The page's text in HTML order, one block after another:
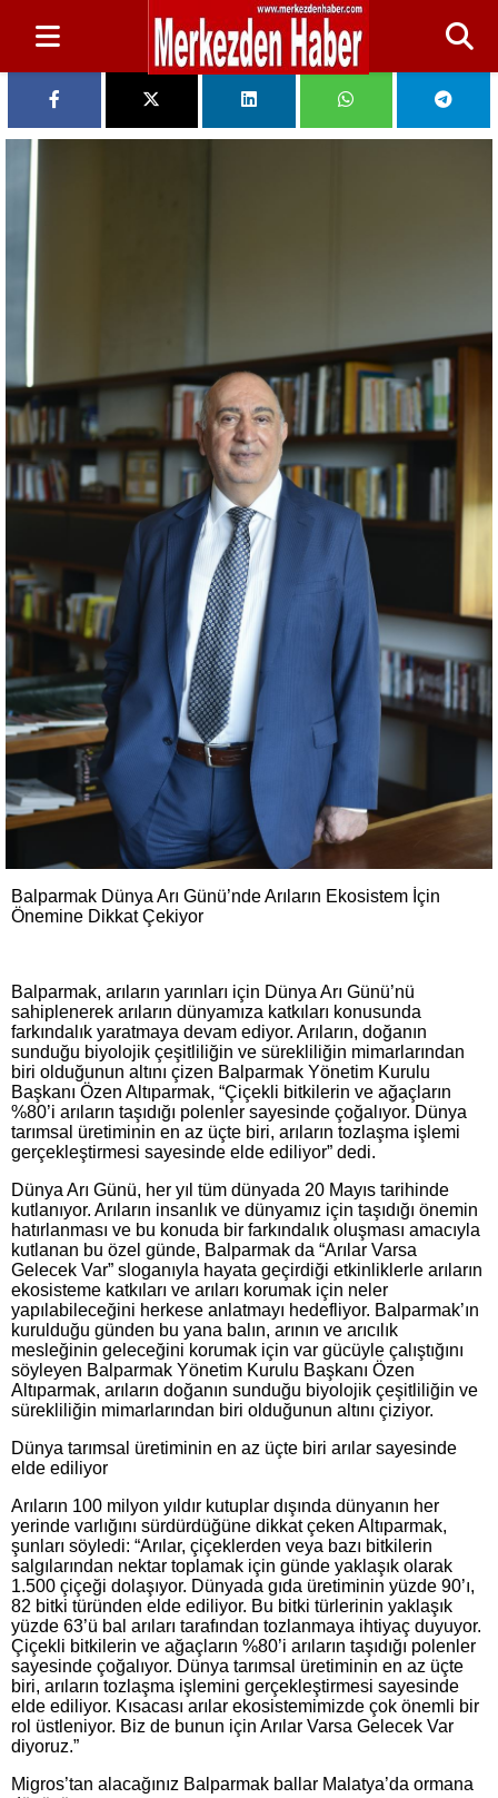
Balparmak Dünya Arı Günü’nde Arıların Ekosistem İçin
Önemine Dikkat Çekiyor
Balparmak, arıların yarınları için Dünya Arı Günü’nü
sahiplenerek arıların dünyamıza katkıları konusunda
farkındalık yaratmaya devam ediyor. Arıların, doğanın
sunduğu biyolojik çeşitliliğin ve sürekliliğin mimarlarından
biri olduğunun altını çizen Balparmak Yönetim Kurulu
Başkanı Özen Altıparmak, “Çiçekli bitkilerin ve ağaçların
%80’i arıların taşıdığı polenler sayesinde çoğalıyor. Dünya
tarımsal üretiminin en az üçte biri, arıların tozlaşma işlemi
gerçekleştirmesi sayesinde elde ediliyor” dedi.
Dünya Arı Günü, her yıl tüm dünyada 20 Mayıs tarihinde
kutlanıyor. Arıların insanlık ve dünyamız için taşıdığı önemin
hatırlanması ve bu konuda bir farkındalık oluşması amacıyla
kutlanan bu özel günde, Balparmak da “Arılar Varsa
Gelecek Var” sloganıyla hayata geçirdiği etkinliklerle arıların
ekosisteme katkıları ve arıları korumak için neler
yapılabileceğini herkese anlatmayı hedefliyor. Balparmak’ın
kurulduğu günden bu yana balın, arının ve arıcılık
mesleğinin geleceğini korumak için var gücüyle çalıştığını
söyleyen Balparmak Yönetim Kurulu Başkanı Özen
Altıparmak, arıların doğanın sunduğu biyolojik çeşitliliğin ve
sürekliliğin mimarlarından biri olduğunun altını çiziyor.
Dünya tarımsal üretiminin en az üçte biri arılar sayesinde
elde ediliyor
Arıların 100 milyon yıldır kutuplar dışında dünyanın her
yerinde varlığını sürdürdüğüne dikkat çeken Altıparmak,
şunları söyledi: “Arılar, çiçeklerden veya bazı bitkilerin
salgılarından nektar toplamak için günde yaklaşık olarak
1.500 çiçeği dolaşıyor. Dünyada gıda üretiminin yüzde 90’ı,
82 bitki türünden elde ediliyor. Bu bitki türlerinin yaklaşık
yüzde 63’ü bal arıları tarafından tozlanmaya ihtiyaç duyuyor.
Çiçekli bitkilerin ve ağaçların %80’i arıların taşıdığı polenler
sayesinde çoğalıyor. Dünya tarımsal üretiminin en az üçte
biri, arıların tozlaşma işlemini gerçekleştirmesi sayesinde
elde ediliyor. Kısacası arılar ekosistemimizde çok önemli bir
rol üstleniyor. Biz de bunun için Arılar Varsa Gelecek Var
diyoruz.”
Migros’tan alacağınız Balparmak ballar Malatya’da ormana